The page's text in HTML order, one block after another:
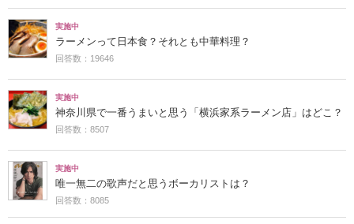
実施中
ラーメンって日本食？それとも中華料理？
回答数：19646
実施中
神奈川県で一番うまいと思う「横浜家系ラーメン店」はどこ？
回答数：8507
実施中
唯一無二の歌声だと思うボーカリストは？
回答数：8085